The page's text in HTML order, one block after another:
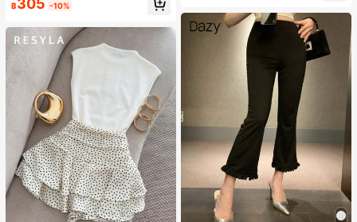
฿305 -10%